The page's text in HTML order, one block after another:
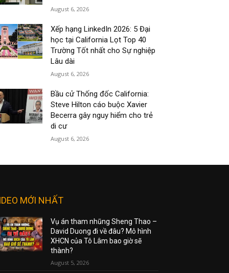
August 6, 2026
Xếp hạng LinkedIn 2026: 5 Đại
học tại California Lọt Top 40
Trường Tốt nhất cho Sự nghiệp
Lâu dài
August 6, 2026
Bầu cử Thống đốc California:
Steve Hilton cáo buộc Xavier
Becerra gây nguy hiểm cho trẻ
di cư
August 6, 2026
MỚI NHẤT
Vụ án tham nhũng Sheng Thao –
David Duong đi về đâu? Mô hình
XHCN của Tô Lâm bao giờ sẽ
thành?
August 5, 2026